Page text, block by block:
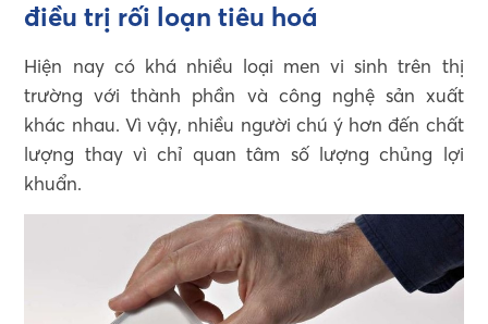
điều trị rối loạn tiêu hoá
Hiện nay có khá nhiều loại men vi sinh trên thị
trường với thành phần và công nghệ sản xuất
khác nhau. Vì vậy, nhiều người chú ý hơn đến chất
lượng thay vì chỉ quan tâm số lượng chủng lợi
khuẩn.